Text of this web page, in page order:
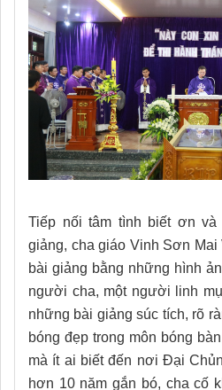
Tiếp nối tâm tình biết ơn và
giảng, cha giáo Vinh Sơn
bài giảng bằng những hình
người cha, một người linh
những bài giảng súc tích, rõ
bóng đẹp trong môn bóng
mà ít ai biết đến nơi Đại
hơn 10 năm gắn bó, cha cố